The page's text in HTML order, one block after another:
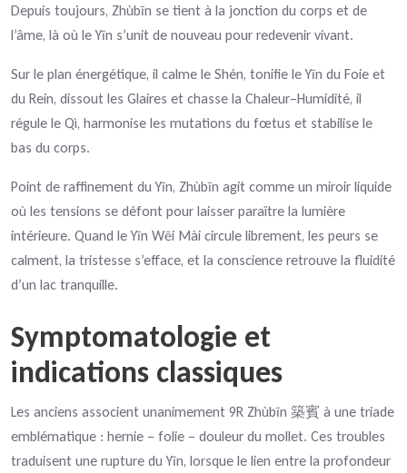
Depuis toujours, Zhùbīn se tient à la jonction du corps et de
l’âme, là où le Yīn s’unit de nouveau pour redevenir vivant.
Sur le plan énergétique, il calme le Shén, tonifie le Yīn du Foie et
du Rein, dissout les Glaires et chasse la Chaleur–Humidité, il
régule le Qì, harmonise les mutations du fœtus et stabilise le
bas du corps.
Point de raffinement du Yīn, Zhùbīn agit comme un miroir liquide
où les tensions se défont pour laisser paraître la lumière
intérieure. Quand le Yīn Wēi Mài circule librement, les peurs se
calment, la tristesse s’efface, et la conscience retrouve la fluidité
d’un lac tranquille.
Symptomatologie et
indications classiques
Les anciens associent unanimement 9R Zhùbīn 築賓 à une triade
emblématique : hernie – folie – douleur du mollet. Ces troubles
traduisent une rupture du Yīn, lorsque le lien entre la profondeur